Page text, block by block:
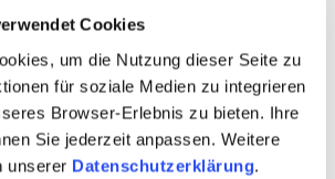
Cookies
um die Nutzung dieser Seite zu
für soziale Medien zu integrieren
Browser-Erlebnis zu bieten. Ihre
Sie jederzeit anpassen. Weitere
unserer Datenschutzerklärung.